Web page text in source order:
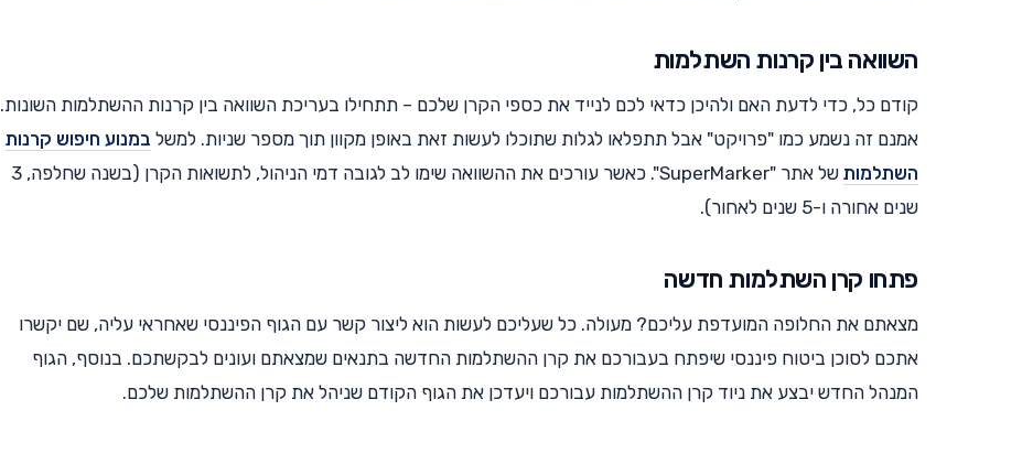
השוואה בין קרנות השתלמות
קודם כל, כדי לדעת האם ולהיכן כדאי לכם לנייד את כספי הקרן שלכם – תתחילו בעריכת השוואה בין קרנות ההשתלמות השונות.
אמנם זה נשמע כמו "פרויקט" אבל תתפלאו לגלות שתוכלו לעשות זאת באופן מקוון תוך מספר שניות. למשל במנוע חיפוש קרנות
השתלמות
של אתר "SuperMarker". כאשר עורכים את ההשוואה שימו לב לגובה דמי הניהול, לתשואות הקרן (בשנה שחלפה, 3
שנים אחורה ו-5 שנים לאחור).
פתחו קרן השתלמות חדשה
מצאתם את החלופה המועדפת עליכם? מעולה. כל שעליכם לעשות הוא ליצור קשר עם הגוף הפיננסי שאחראי עליה, שם יקשרו
אתכם לסוכן ביטוח פיננסי שיפתח בעבורכם את קרן ההשתלמות החדשה בתנאים שמצאתם ועונים לבקשתכם. בנוסף, הגוף
המנהל החדש יבצע את ניוד קרן ההשתלמות עבורכם ויעדכן את הגוף הקודם שניהל את קרן ההשתלמות שלכם.